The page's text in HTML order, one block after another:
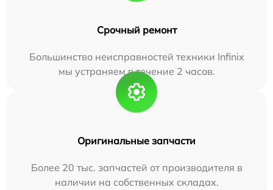
Срочный ремонт
Большинство неисправностей техники Infinix
мы устраняем в течение 2 часов.
Оригинальные запчасти
Более 20 тыс. запчастей от производителя в
наличии на собственных складах.